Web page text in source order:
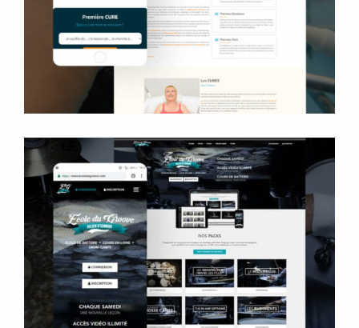
Logo
Ecole du Groove
Site internet
Cours vidéo en ligne